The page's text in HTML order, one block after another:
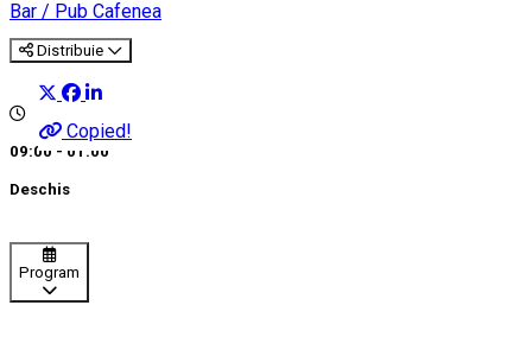
Bar / Pub Cafenea
Distribuie
Copied!
09:00 - 01:00
Deschis
Program